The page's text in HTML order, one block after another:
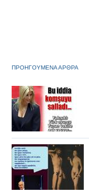
ΠΡΟΗΓΟΥΜΕΝΑ ΑΡΘΡΑ